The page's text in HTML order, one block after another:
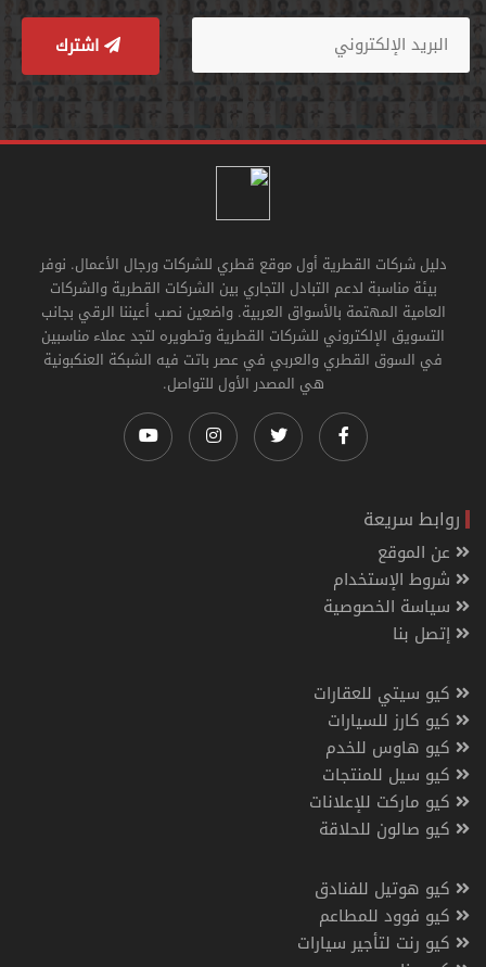
اشترك
دليل شركات القطرية أول موقع قطري للشركات ورجال الأعمال. نوفر
بيئة مناسبة لدعم التبادل التجاري بين الشركات القطرية والشركات
العامية المهتمة بالأسواق العربية. واضعين نصب أعيننا الرقي بجانب
التسويق الإلكتروني للشركات القطرية وتطويره لتجد عملاء مناسبين
في السوق القطري والعربي في عصر باتت فيه الشبكة العنكبونية
هي المصدر الأول للتواصل.
روابط سريعة
عن الموقع
شروط الإستخدام
سياسة الخصوصية
إتصل بنا
كيو سيتي للعقارات
كيو كارز للسيارات
كيو هاوس للخدم
كيو سيل للمنتجات
كيو ماركت للإعلانات
كيو صالون للحلاقة
كيو هوتيل للفنادق
كيو فوود للمطاعم
كيو رنت لتأجير سيارات